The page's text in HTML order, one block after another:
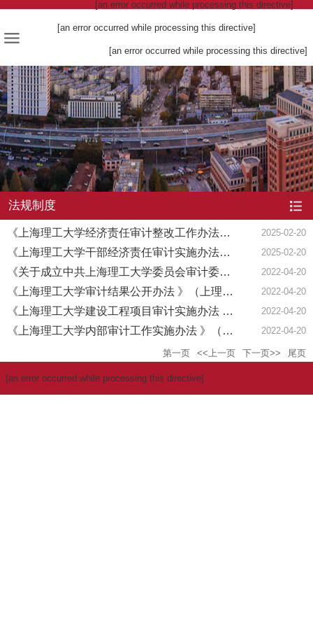
[an error occurred while processing this directive]
[an error occurred while processing this directive]
[an error occurred while processing this directive]
法规制度
2025-02-20
《上海理工大学经济责任审计整改工作办法》（上理工通【2025】2...
2025-02-20
《上海理工大学干部经济责任审计实施办法》（上理工通【2025】1...
2022-04-20
《关于成立中共上海理工大学委员会审计委员会的通知》（ 上理工...
2022-04-20
《上海理工大学审计结果公开办法 》（上理工〔2020〕88号 ）
2022-04-20
《上海理工大学建设工程项目审计实施办法 》（上理工〔2021〕36...
2022-04-20
《上海理工大学内部审计工作实施办法 》（上理工〔2023〕235号）
第一页 <<上一页 下一页>> 尾页
[an error occurred while processing this directive]